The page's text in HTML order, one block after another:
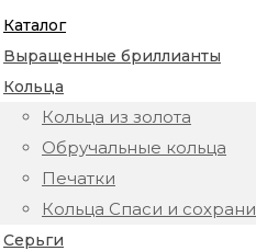
Каталог
Выращенные бриллианты
Кольца
Кольца из золота
Обручальные кольца
Печатки
Кольца Спаси и сохрани
Серьги